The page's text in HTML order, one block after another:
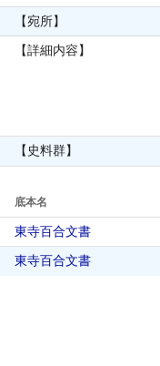
【宛所】
【詳細内容】
【史料群】
底本名
東寺百合文書
東寺百合文書